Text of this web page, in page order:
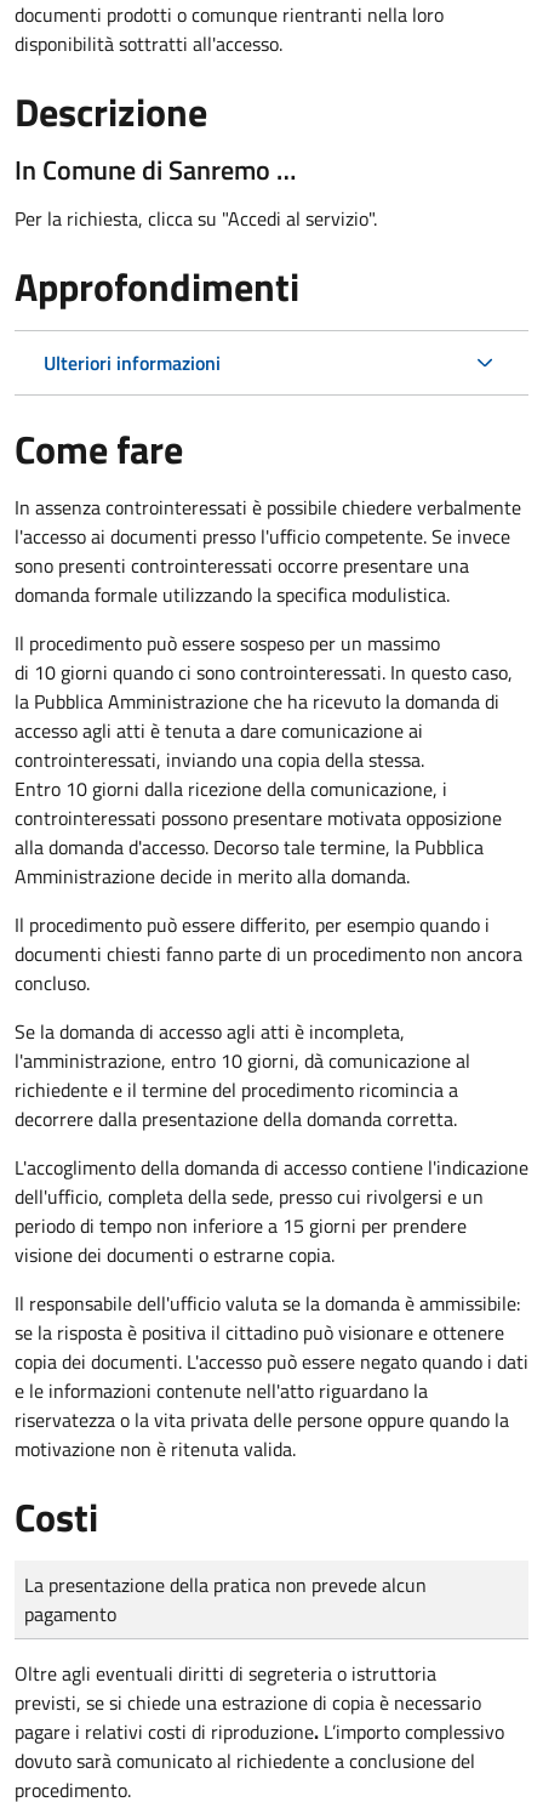
documenti prodotti o comunque rientranti nella loro
disponibilità sottratti all'accesso.
Descrizione
In Comune di Sanremo …
Per la richiesta, clicca su "Accedi al servizio".
Approfondimenti
Ulteriori informazioni
Come fare
In assenza controinteressati è possibile chiedere verbalmente
l'accesso ai documenti presso l'ufficio competente. Se invece
sono presenti controinteressati occorre presentare una
domanda formale utilizzando la specifica modulistica.
Il procedimento può essere sospeso per un massimo
di 10 giorni quando ci sono controinteressati. In questo caso,
la Pubblica Amministrazione che ha ricevuto la domanda di
accesso agli atti è tenuta a dare comunicazione ai
controinteressati, inviando una copia della stessa.
Entro 10 giorni dalla ricezione della comunicazione, i
controinteressati possono presentare motivata opposizione
alla domanda d'accesso. Decorso tale termine, la Pubblica
Amministrazione decide in merito alla domanda.
Il procedimento può essere differito, per esempio quando i
documenti chiesti fanno parte di un procedimento non ancora
concluso.
Se la domanda di accesso agli atti è incompleta,
l'amministrazione, entro 10 giorni, dà comunicazione al
richiedente e il termine del procedimento ricomincia a
decorrere dalla presentazione della domanda corretta.
L'accoglimento della domanda di accesso contiene l'indicazione
dell'ufficio, completa della sede, presso cui rivolgersi e un
periodo di tempo non inferiore a 15 giorni per prendere
visione dei documenti o estrarne copia.
Il responsabile dell'ufficio valuta se la domanda è ammissibile:
se la risposta è positiva il cittadino può visionare e ottenere
copia dei documenti. L'accesso può essere negato quando i dati
e le informazioni contenute nell'atto riguardano la
riservatezza o la vita privata delle persone oppure quando la
motivazione non è ritenuta valida.
Costi
Tipo di pagamento
Importo
La presentazione della pratica non prevede alcun
pagamento
Oltre agli eventuali diritti di segreteria o istruttoria
previsti, se si chiede una estrazione di copia è necessario
pagare i relativi costi di riproduzione. L’importo complessivo
dovuto sarà comunicato al richiedente a conclusione del
procedimento.